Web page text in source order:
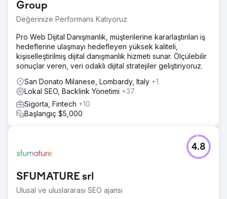
Group
Değerinize Performans Katıyoruz
Pro Web Dijital Danışmanlık, müşterilerine kararlaştırılan iş
hedeflerine ulaşmayı hedefleyen yüksek kaliteli,
kişiselleştirilmiş dijital danışmanlık hizmeti sunar. Ölçülebilir
sonuçlar veren, veri odaklı dijital stratejiler geliştiriyoruz.
San Donato Milanese, Lombardy, Italy +1
Lokal SEO, Backlink Yönetimi +37
Sigorta, Fintech +10
Başlangıç $5,000
SFUMATURE srl
Ulusal ve uluslararası SEO ajansı
4.8